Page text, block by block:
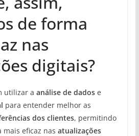
de forma
nas
digitais?
utilizar a análise de dadose
para entender melhor as
dos clientes, permitindo
eficaz nas atualizações